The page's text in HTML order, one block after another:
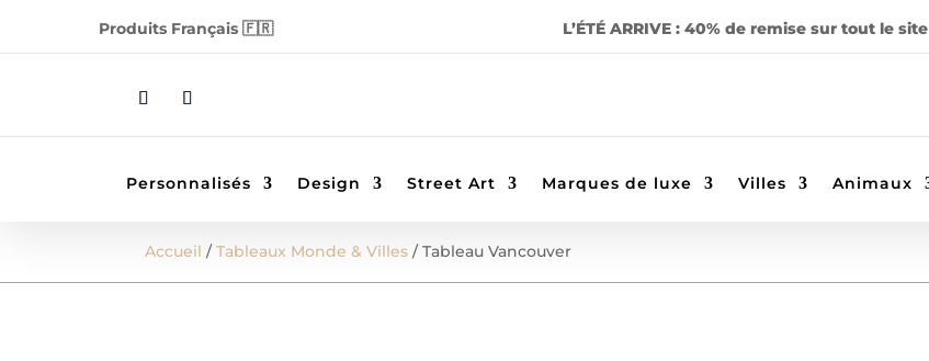
Produits Français 🇫🇷 L’ÉTÉ ARRIVE : 40% de remise sur tout le site
Personnalisés Design Street Art Marques de luxe Villes Animaux
Accueil /Tableaux Monde & Villes / Tableau Vancouver